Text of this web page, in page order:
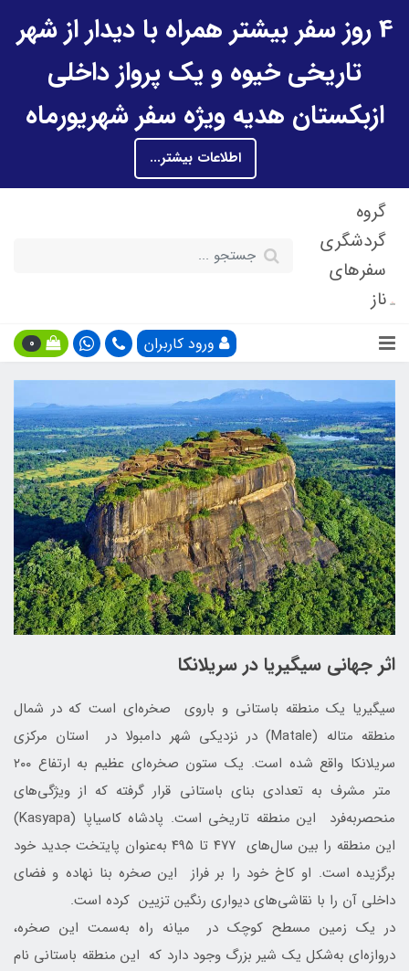
4 روز سفر بیشتر همراه با دیدار از شهر
تاریخی خیوه و یک پرواز داخلی
ازبکستان هدیه ویژه سفر شهریورماه
اطلاعات بیشتر...
گروه
گردشگری
سفرهای
ناز
ورود کاربران 0
اثر جهانی سیگیریا در سریلانکا
سیگیریا یک منطقه‌ باستانی و باروی صخره‌ای است که در شمال
منطقه‌ متاله (Matale) در نزدیکی شهر دامبولا در استان مرکزی
سریلانکا واقع شده است. یک ستون صخره‌‌ای عظیم به ارتفاع ۲۰۰
متر مشرف به تعدادی بنای باستانی قرار گرفته که از ویژگی‌های
منحصربه‌فرد این منطقه‌ تاریخی است. پادشاه کاسیاپا (Kasyapa)
این منطقه را بین سال‌های ۴۷۷ تا ۴۹۵ به‌عنوان پایتخت جدید خود
برگزیده است. او کاخ خود را بر فراز این صخره بنا نهاده و فضای
داخلی آن را با نقاشی‌های دیواری رنگین تزیین کرده است.
در یک زمین مسطح کوچک در میانه‌ راه به‌سمت این صخره،
دروازه‌ای به‌شکل یک شیر بزرگ وجود دارد که این منطقه‌ باستانی نام